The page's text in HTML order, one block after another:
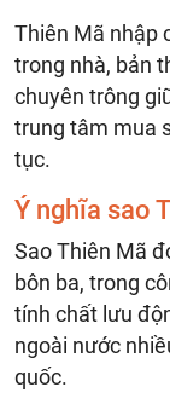
Thiên Mã nhập
trong nhà, bản
chuyên trông
trung tâm mua
tục.
Ý nghĩa sao
Sao Thiên Mã
bôn ba, trong
tính chất lưu
ngoài nước
quốc.